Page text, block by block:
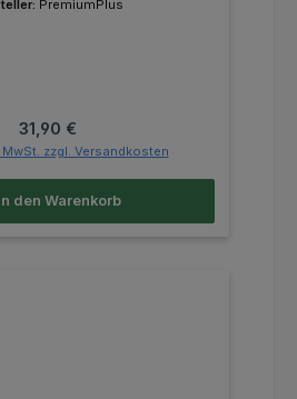
PremiumPlus
Regulärer Preis:
31,90 €
zzgl. Versandkosten
den Warenkorb